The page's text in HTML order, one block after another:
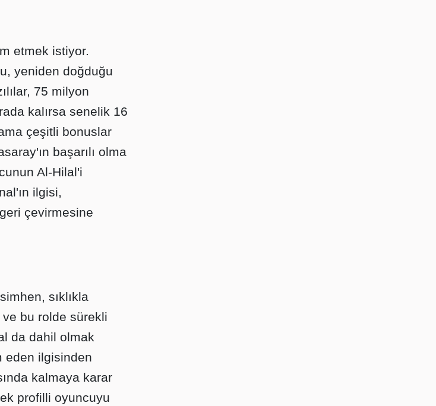
etmek istiyor.
yeniden doğduğu
75 milyon
kalırsa senelik 16
çeşitli bonuslar
başarılı olma
Al-Hilal'i
ilgisi,
çevirmesine
sıklıkla
bu rolde sürekli
da dahil olmak
eden ilgisinden
kalmaya karar
profilli oyuncuyu